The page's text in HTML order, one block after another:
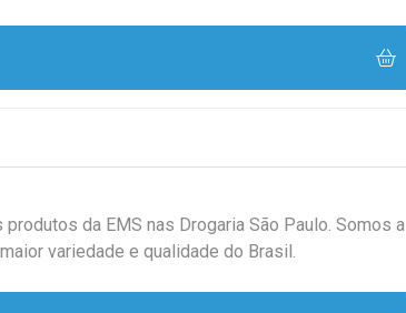
produtos da EMS nas Drogaria São Paulo. Somos a
variedade e qualidade do Brasil.